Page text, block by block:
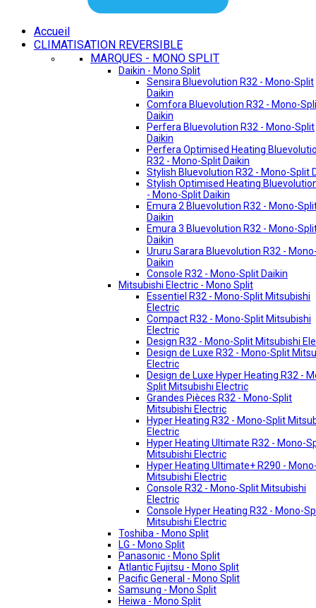
Accueil
CLIMATISATION REVERSIBLE
MARQUES - MONO SPLIT
Daikin - Mono Split
Sensira Bluevolution R32 - Mono-Split
Daikin
Comfora Bluevolution R32 - Mono-
Daikin
Perfera Bluevolution R32 - Mono-Split
Daikin
Perfera Optimised Heating
R32 - Mono-Split Daikin
Stylish Bluevolution R32 - Mono-Split
Stylish Optimised Heating
- Mono-Split Daikin
Emura 2 Bluevolution R32 - Mono-
Daikin
Emura 3 Bluevolution R32 - Mono-
Daikin
Ururu Sarara Bluevolution R32 -
Daikin
Console R32 - Mono-Split Daikin
Mitsubishi Electric - Mono Split
Essentiel R32 - Mono-Split Mitsubishi
Electric
Compact R32 - Mono-Split Mitsubishi
Electric
Design R32 - Mono-Split Mitsubishi
Design de Luxe R32 - Mono-Split
Electric
Design de Luxe Hyper Heating R32 -
Split Mitsubishi Electric
Grandes Pièces R32 - Mono-Split
Mitsubishi Electric
Hyper Heating R32 - Mono-Split
Electric
Hyper Heating Ultimate R32 - Mono-
Mitsubishi Electric
Hyper Heating Ultimate+ R290 -
Mitsubishi Electric
Console R32 - Mono-Split Mitsubishi
Electric
Console Hyper Heating R32 - Mono-
Mitsubishi Electric
Toshiba - Mono Split
LG - Mono Split
Panasonic - Mono Split
Atlantic Fujitsu - Mono Split
Pacific General - Mono Split
Samsung - Mono Split
Heiwa - Mono Split